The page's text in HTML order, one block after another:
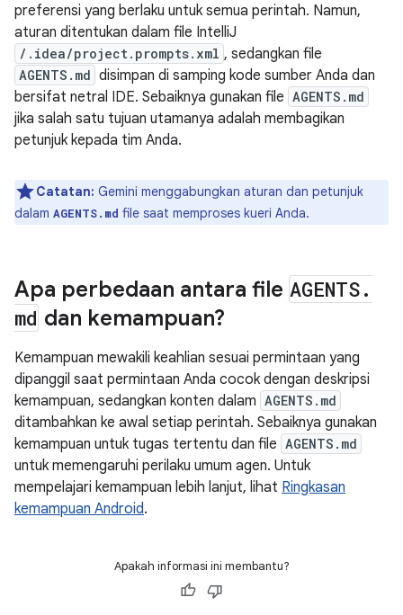
preferensi yang berlaku untuk semua perintah. Namun,
aturan ditentukan dalam file IntelliJ
/.idea/project.prompts.xml , sedangkan file
AGENTS.md disimpan di samping kode sumber Anda dan
bersifat netral IDE. Sebaiknya gunakan file AGENTS.md
jika salah satu tujuan utamanya adalah membagikan
petunjuk kepada tim Anda.
Catatan: Gemini menggabungkan aturan dan petunjuk
dalam AGENTS.md file saat memproses kueri Anda.
Apa perbedaan antara file AGENTS.
md dan kemampuan?
Kemampuan mewakili keahlian sesuai permintaan yang
dipanggil saat permintaan Anda cocok dengan deskripsi
kemampuan, sedangkan konten dalam AGENTS.md
ditambahkan ke awal setiap perintah. Sebaiknya gunakan
kemampuan untuk tugas tertentu dan file AGENTS.md
untuk memengaruhi perilaku umum agen. Untuk
mempelajari kemampuan lebih lanjut, lihat Ringkasan
kemampuan Android.
Apakah informasi ini membantu?